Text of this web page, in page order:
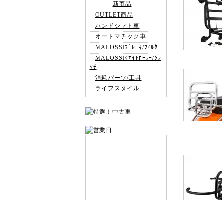
新商品
OUTLET商品
ハンドシフト車
オートマチック車
MALOSSIﾌﾞﾚｰｷ/ﾌｨﾙﾀｰ
MALOSSIｳｴｲﾄﾛｰﾗｰ/ｸﾗ
ｯﾁ
消耗パーツ/工具
ライフスタイル